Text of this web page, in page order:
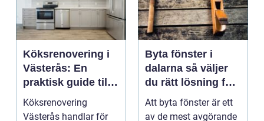
Köksrenovering i
Västerås: En
praktisk guide till
ett lyckat projekt
Köksrenovering
Västerås handlar för
Byta fönster i
dalarna så väljer
du rätt lösning för
hus och klimat
Att byta fönster är ett
av de mest avgörande